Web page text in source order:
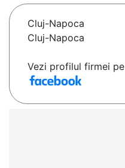
Cluj-Napoca
Cluj-Napoca
Vezi profilul firmei pe